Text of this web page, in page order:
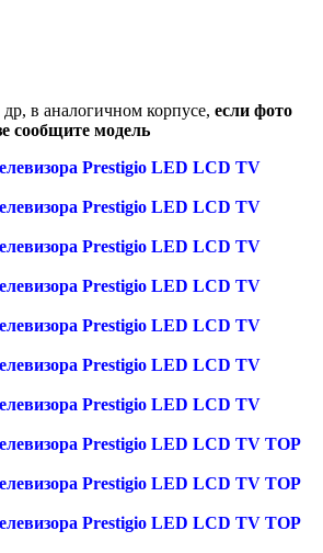
в аналогичном корпусе, если фото
сообщите модель
Prestigio LED LCD TV
Prestigio LED LCD TV
Prestigio LED LCD TV
Prestigio LED LCD TV
Prestigio LED LCD TV
Prestigio LED LCD TV
Prestigio LED LCD TV
Prestigio LED LCD TV TOP
Prestigio LED LCD TV TOP
Prestigio LED LCD TV TOP